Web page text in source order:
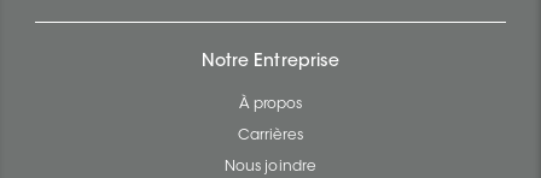
Notre Entreprise
À propos
Carrières
Nous joindre